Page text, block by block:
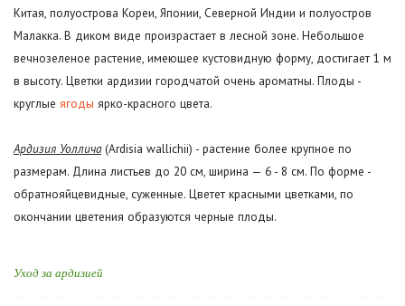
Китая, полуострова Кореи, Японии, Северной Индии и полуостров
Малакка. В диком виде произрастает в лесной зоне. Небольшое
вечнозеленое растение, имеющее кустовидную форму, достигает 1 м
в высоту. Цветки ардизии городчатой очень ароматны. Плоды -
круглые ягоды ярко-красного цвета.
Ардизия Уоллича(Ardisia wallichii) - растение более крупное по
размерам. Длина листьев до 20 см, ширина — 6 - 8 см. По форме -
обратнояйцевидные, суженные. Цветет красными цветками, по
окончании цветения образуются черные плоды.
Уход за ардизией